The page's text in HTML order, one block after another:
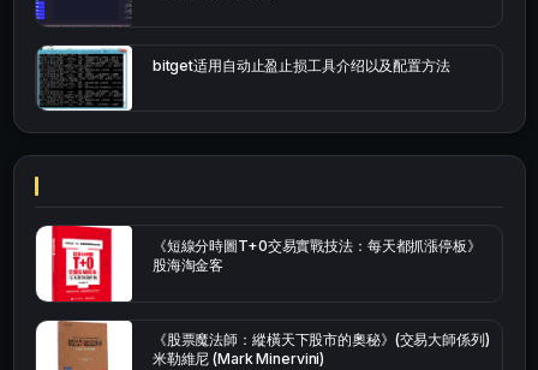
bitget适用自动止盈止损工具介绍以及配置方法
《短線分時圖T+0交易實戰技法：每天都抓漲停板》
股海淘金客
《股票魔法師：縱橫天下股市的奧秘》(交易大師係列)
米勒維尼 (Mark Minervini)